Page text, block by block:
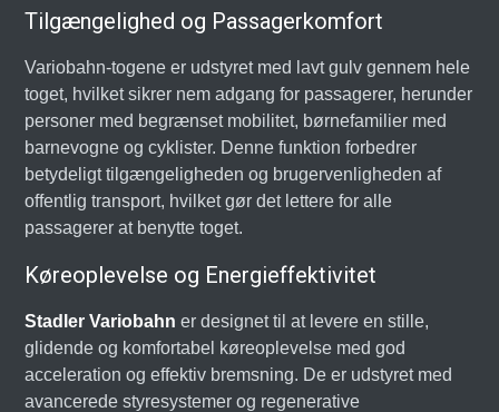
Tilgængelighed og Passagerkomfort
Variobahn-togene er udstyret med lavt gulv gennem hele
toget, hvilket sikrer nem adgang for passagerer, herunder
personer med begrænset mobilitet, børnefamilier med
barnevogne og cyklister. Denne funktion forbedrer
betydeligt tilgængeligheden og brugervenligheden af
offentlig transport, hvilket gør det lettere for alle
passagerer at benytte toget.
Køreoplevelse og Energieffektivitet
Stadler Variobahn er designet til at levere en stille,
glidende og komfortabel køreoplevelse med god
acceleration og effektiv bremsning. De er udstyret med
avancerede styresystemer og regenerative